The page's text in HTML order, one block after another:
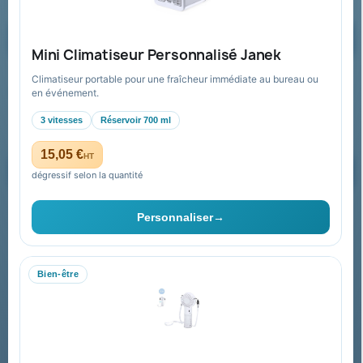
Mini Climatiseur Personnalisé Janek
Climatiseur portable pour une fraîcheur immédiate au bureau ou
en événement.
3 vitesses Réservoir 700 ml
15,05 €HT
dégressif selon la quantité
Personnaliser→
Bien-être
Recevez nos offres spéciales
Vous pouvez vous désinscrire à tout moment. Vous trouverez pour
cela nos informations de contact dans les conditions d'utilisation du
site.
Collectivités & administrations
Devis, mandat administratif et facturation Chorus Pro